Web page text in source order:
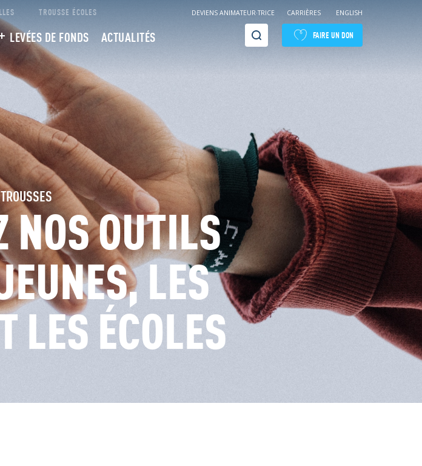
TROUSSE ÉCOLES
LEVÉES DE FONDS ACTUALITÉS
DEVIENS ANIMATEUR·TRICE CARRIÈRES ENGLISH
Recherche FAIRE UN DON
NOS OUTILS
LES
LES ÉCOLES